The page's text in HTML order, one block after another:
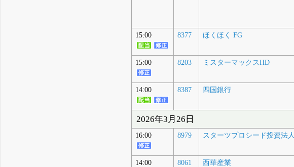
15:00 8377 ほくほく FG
15:00 8203 ミスターマックスHD
14:00 8387 四国銀行
2026年3月26日
16:00 8979 スターツプロシード投資法人
14:00 8061 西華産業